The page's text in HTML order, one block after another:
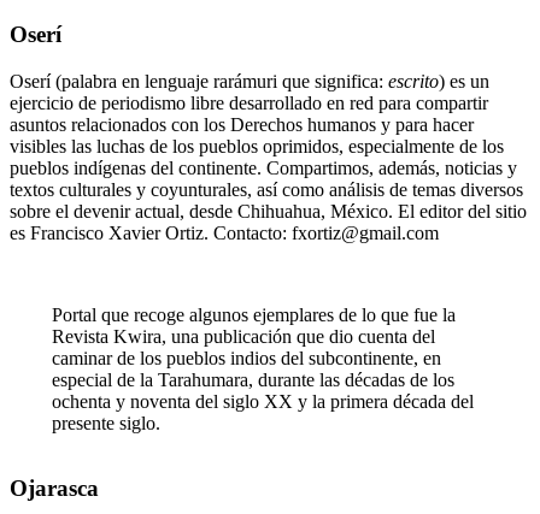
Oserí
Oserí (palabra en lenguaje rarámuri que significa: escrito) es un
ejercicio de periodismo libre desarrollado en red para compartir
asuntos relacionados con los Derechos humanos y para hacer
visibles las luchas de los pueblos oprimidos, especialmente de los
pueblos indígenas del continente. Compartimos, además, noticias y
textos culturales y coyunturales, así como análisis de temas diversos
sobre el devenir actual, desde Chihuahua, México. El editor del sitio
es Francisco Xavier Ortiz. Contacto: fxortiz@gmail.com
Portal que recoge algunos ejemplares de lo que fue la
Revista Kwira, una publicación que dio cuenta del
caminar de los pueblos indios del subcontinente, en
especial de la Tarahumara, durante las décadas de los
ochenta y noventa del siglo XX y la primera década del
presente siglo.
Ojarasca